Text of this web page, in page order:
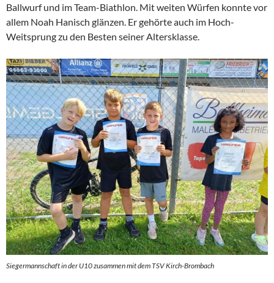
Ballwurf und im Team-Biathlon. Mit weiten Würfen konnte vor
allem Noah Hanisch glänzen. Er gehörte auch im Hoch-
Weitsprung zu den Besten seiner Altersklasse.
Siegermannschaft in der U10 zusammen mit dem TSV Kirch-Brombach